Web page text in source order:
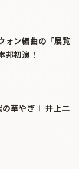
ォン編曲の「展覧
邦初演！
の華やぎⅠ 井上二